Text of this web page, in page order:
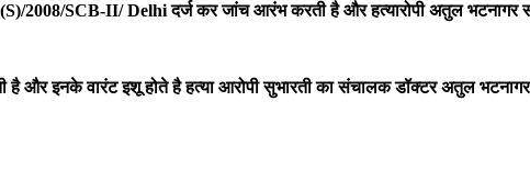
2008/SCB-II/ Delhi दर्ज कर जांच आरंभ करती है और हत्यारोपी अतुल भटनागर
है और इनके वारंट इशू होते है हत्या आरोपी सुभारती का संचालक डॉक्टर अतुल